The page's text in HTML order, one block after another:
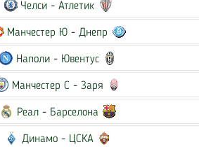
Челси -Атлетик
Манчестер Ю -Днепр
Наполи - Ювентус
Манчестер С - Заря
Реал - Барселона
Динамо - ЦСКА